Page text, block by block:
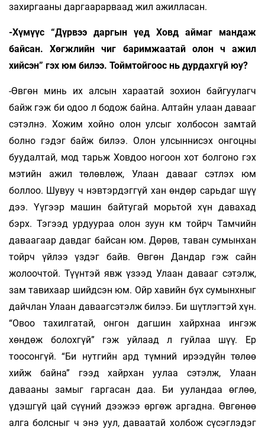
захиргааны дар­гаарарваад жил ажилласан.
-Хүмүүс “Дүрвээ даргын үед Ховд аймаг мандаж
байсан. Хөгжлийн чиг баримжаатай олон ч ажил
хийсэн” гэх юм билээ. Тоймтойгоос нь дурдахгүй юу?
-Өвгөн минь их алсын хараатай зохион бай­­­­гуулагч
байж гэж би одоо л бодож байна. Ал­тайн улаан давааг
сэтэлнэ. Хожим хойно олон улсыг хол­босон замтай
болно гэдэг байж билээ. Олон ул­сыннисэх онгоцны
буудалтай, мод тарьж Ховдоо ногоон хот болгоно гэх
мэтийн ажил төлөвлөж, Улаан давааг сэтлэх юм
боллоо. Шувуу ч нэвтэрдэггүй хан өндөр сарьдаг шүү
дээ. Үүгээр машин байтугай морьтой хүн давахад
бэрх. Тэгээд урдуураа олон зуун км тойрч Тамчийн
даваагаар давдаг байсан юм. Дө­рөв, таван сумынхан
тойрч үйлээ үздэг байв. Өв­гөн Дандар гэж сайн
жолоочтой. Түүн­­тэй явж үзээд Улаан давааг сэтэлж,
зам та­вихаар шийдсэн юм. Ойр хавийн бүх сумынхныг
дайчлан Улаан да­ваагсэтэлж би­лээ. Би шүтлэгтэй хүн.
“Овоо та­хил­гатай, он­гон даг­шин хайрхнаа ингэж
хөндөж болохгүй” гэж уйлаад л гуйлаа шүү. Ер
тоосонгүй. “Би нутгийн ард түмний ирээдүйн төлөө
хийж бай­на” гээд хайрхан уулаа сэтэлж, Улаан
давааны за­мыг гаргасан даа. Би ууландаа өглөө,
үдэшгүй цай сүүний дээжээ өргөж аргадна. Өвгөнөө
алга болс­ныг ч энэ уул, даваатай холбож сүсэглэдэг